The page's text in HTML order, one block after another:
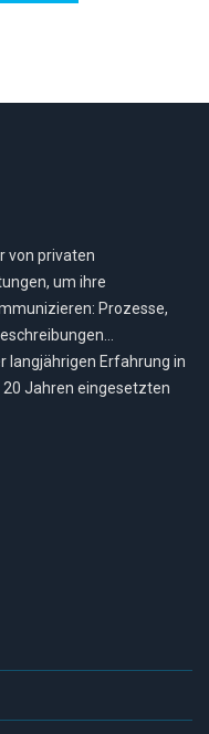
von privaten
um ihre
Prozesse,
langjährigen Erfahrung in
Jahren eingesetzten